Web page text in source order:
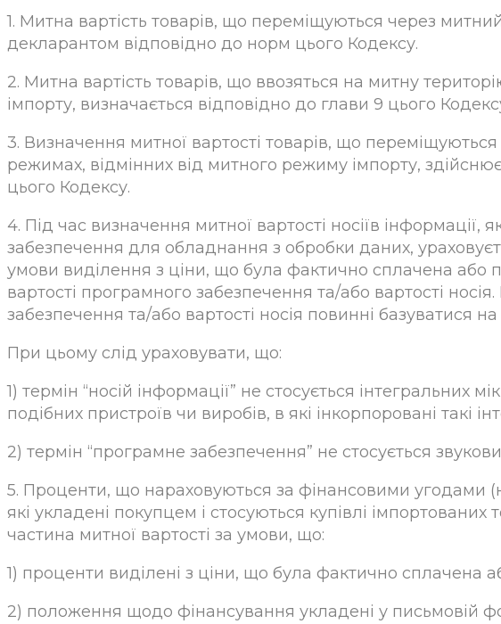
1. Митна вартість товарів, що переміщуються через
декларантом відповідно до норм цього Кодексу.
2. Митна вартість товарів, що ввозяться на митну
імпорту, визначається відповідно до глави 9 цього
3. Визначення митної вартості товарів, що
режимах, відмінних від митного режиму імпорту,
цього Кодексу.
4. Під час визначення митної вартості носіїв інформації,
забезпечення для обладнання з обробки даних,
умови виділення з ціни, що була фактично сплачена або
вартості програмного забезпечення та/або вартості
забезпечення та/або вартості носія повинні базуватися
При цьому слід ураховувати, що:
1) термін “носій інформації” не стосується інтегральних
подібних пристроїв чи виробів, в які інкорпоровані такі
2) термін “програмне забезпечення” не стосується
5. Проценти, що нараховуються за фінансовими угодами
які укладені покупцем і стосуються купівлі імпортованих
частина митної вартості за умови, що:
1) проценти виділені з ціни, що була фактично сплачена
2) положення щодо фінансування укладені у письмовій